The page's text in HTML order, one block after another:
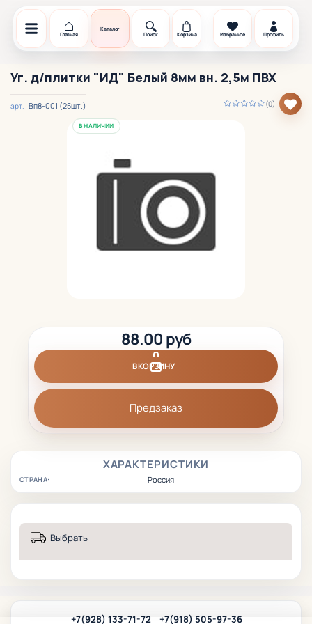
Главная
Каталог
Поиск
Корзина Избранное Профиль
Уг. д/плитки "ИД" Белый 8мм вн. 2,5м ПВХ
(0)
арт. Вп8-001 (25шт.)
В НАЛИЧИИ
ХАРАКТЕРИСТИКИ
СТРАНА: Россия
88.00 руб
В КОРЗИНУ
Предзаказ
Выбрать
+7(928) 133-71-72 +7(918) 505-97-36